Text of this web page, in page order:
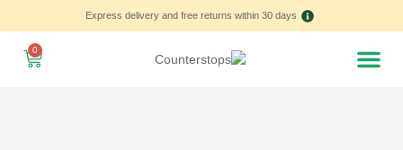
Express delivery and free returns within 30 days
0